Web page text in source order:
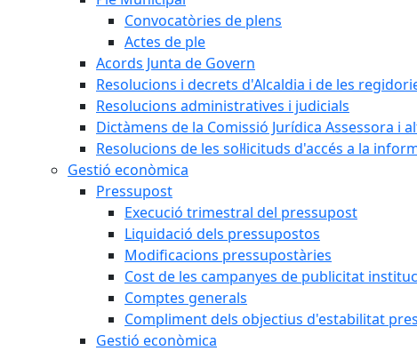
Convocatòries de plens
Actes de ple
Acords Junta de Govern
Resolucions i decrets d'Alcaldia i de les
Resolucions administratives i judicials
Dictàmens de la Comissió Jurídica Assessora i
Resolucions de les sol·licituds d'accés a la
Gestió econòmica
Pressupost
Execució trimestral del pressupost
Liquidació dels pressupostos
Modificacions pressupostàries
Cost de les campanyes de publicitat
Comptes generals
Compliment dels objectius d'estabilitat
Gestió econòmica